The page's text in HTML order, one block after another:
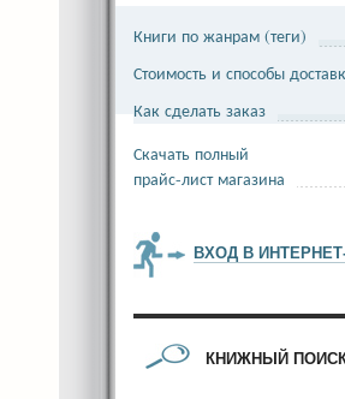
Книги по жанрам (теги)
Стоимость и способы
Как сделать заказ
Скачать полный
прайс-лист магазина
ВХОД В
КНИЖНЫЙ